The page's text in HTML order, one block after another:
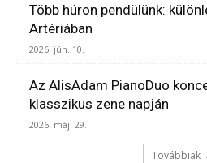
Több húron pendülünk:
Artériában
2026. jún. 10.
Az AlisAdam PianoDuo
klasszikus zene napján
2026. máj. 29.
Továbbiak